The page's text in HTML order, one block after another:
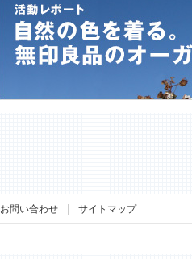
お問い合わせ サイトマップ